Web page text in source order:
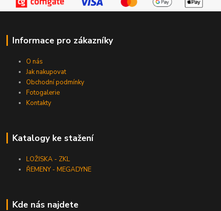
Informace pro zákazníky
O nás
Jak nakupovat
Obchodní podmínky
Fotogalerie
Kontakty
Katalogy ke stažení
LOŽISKA - ZKL
ŘEMENY - MEGADYNE
Kde nás najdete